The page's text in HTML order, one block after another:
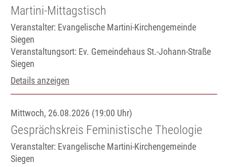
Martini-Mittagstisch
Veranstalter: Evangelische Martini-Kirchengemeinde
Siegen
Veranstaltungsort: Ev. Gemeindehaus St.-Johann-Straße
Siegen
Details anzeigen
Mittwoch, 26.08.2026 (19:00 Uhr)
Gesprächskreis Feministische Theologie
Veranstalter: Evangelische Martini-Kirchengemeinde
Siegen